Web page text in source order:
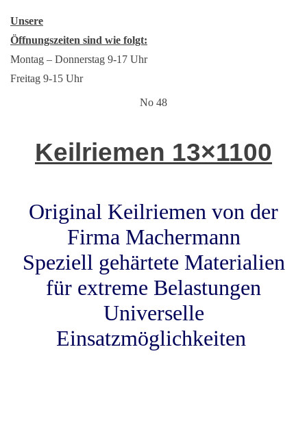
Unsere
Öffnungszeiten sind wie folgt:
Montag – Donnerstag 9-17 Uhr
Freitag 9-15 Uhr
No 48
Keilriemen 13×1100
Original Keilriemen von der
Firma Machermann
Speziell gehärtete Materialien
für extreme Belastungen
Universelle
Einsatzmöglichkeiten